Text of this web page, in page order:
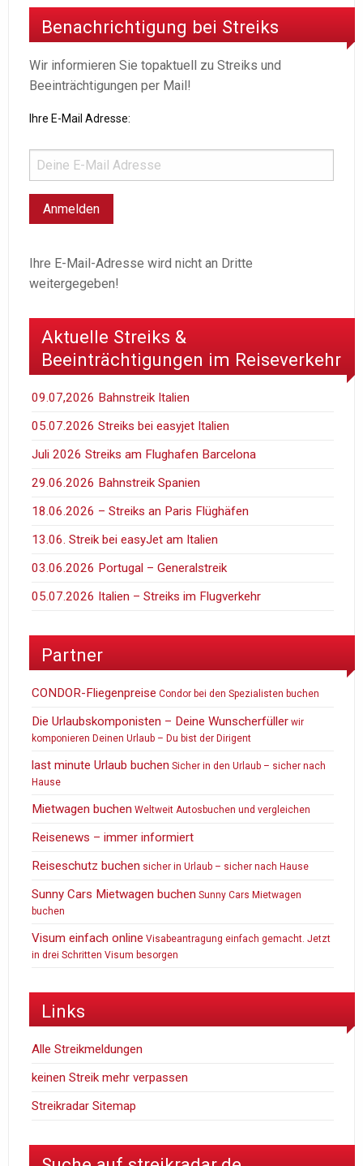
Benachrichtigung bei Streiks
Wir informieren Sie topaktuell zu Streiks und
Beeinträchtigungen per Mail!
Ihre E-Mail Adresse:
Ihre E-Mail-Adresse wird nicht an Dritte
weitergegeben!
Aktuelle Streiks &
Beeinträchtigungen im Reiseverkehr
09.07,2026 Bahnstreik Italien
05.07.2026 Streiks bei easyjet Italien
Juli 2026 Streiks am Flughafen Barcelona
29.06.2026 Bahnstreik Spanien
18.06.2026 – Streiks an Paris Flüghäfen
13.06. Streik bei easyJet am Italien
03.06.2026 Portugal – Generalstreik
05.07.2026 Italien – Streiks im Flugverkehr
Partner
CONDOR-Fliegenpreise Condor bei den Spezialisten buchen
Die Urlaubskomponisten – Deine Wunscherfüller wir
komponieren Deinen Urlaub – Du bist der Dirigent
last minute Urlaub buchen Sicher in den Urlaub – sicher nach
Hause
Mietwagen buchen Weltweit Autosbuchen und vergleichen
Reisenews – immer informiert
Reiseschutz buchen sicher in Urlaub – sicher nach Hause
Sunny Cars Mietwagen buchen Sunny Cars Mietwagen
buchen
Visum einfach online Visabeantragung einfach gemacht. Jetzt
in drei Schritten Visum besorgen
Links
Alle Streikmeldungen
keinen Streik mehr verpassen
Streikradar Sitemap